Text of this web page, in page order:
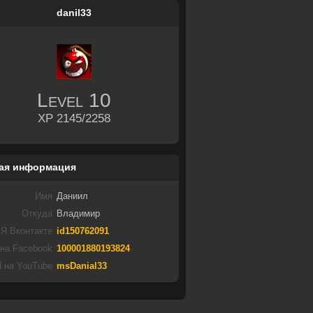
danil33
Level 10
XP 2145/2258
информация
Имя Даниил
Откуда Владимир
Я Вконтакте id150762091
Facebook 100001880193824
на YouTube msDanial33